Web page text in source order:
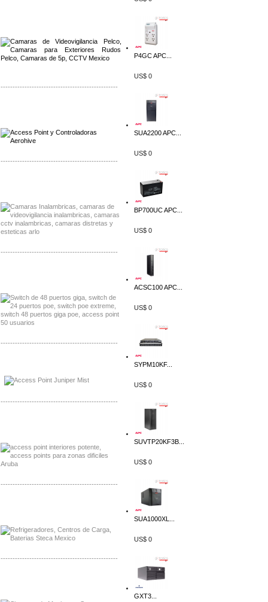
-------------------------------------------------
-------------------------------------------------
-------------------------------------------------
-------------------------------------------------
-------------------------------------------------
-------------------------------------------------
-------------------------------------------------
P4GC APC...
US$ 0
SUA2200 APC...
US$ 0
BP700UC APC...
US$ 0
ACSC100 APC...
US$ 0
SYPM10KF...
US$ 0
SUVTP20KF3B...
US$ 0
SUA1000XL...
US$ 0
GXT3...